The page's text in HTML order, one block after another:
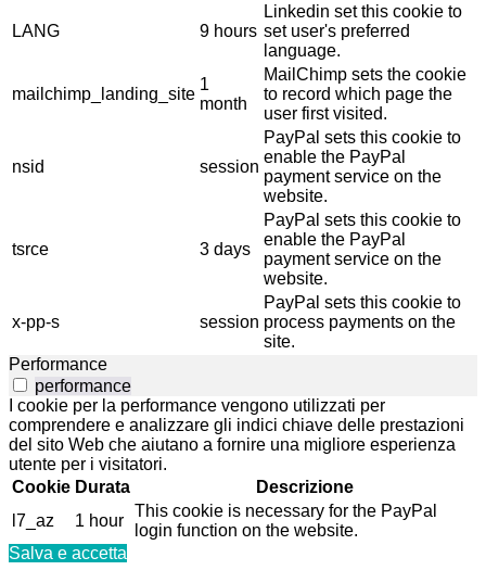
LANG 9 hours
Linkedin set this cookie to
set user's preferred
language.
mailchimp_landing_site
1
month
MailChimp sets the cookie
to record which page the
user first visited.
nsid session
PayPal sets this cookie to
enable the PayPal
payment service on the
website.
tsrce 3 days
PayPal sets this cookie to
enable the PayPal
payment service on the
website.
x-pp-s session
PayPal sets this cookie to
process payments on the
site.
Performance
performance
I cookie per la performance vengono utilizzati per
comprendere e analizzare gli indici chiave delle prestazioni
del sito Web che aiutano a fornire una migliore esperienza
utente per i visitatori.
Cookie Durata
Descrizione
l7_az
1 hour
This cookie is necessary for the PayPal
login function on the website.
Salva e accetta